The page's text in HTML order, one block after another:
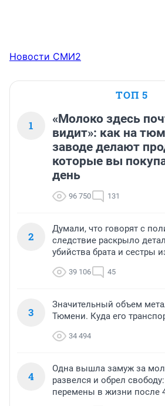
Новости СМИ2
ТОП 5
1
«Молоко здесь
видит»: как на
заводе делают
которые вы
день
96 750 131
2
Думали, что говорят с
следствие раскрыло
убийства брата и сестры
39 106 45
3
Значительный объем
Тюмени. Куда его
34 494
4
Одна вышла замуж за
развелся и обрел
перемены в жизни после